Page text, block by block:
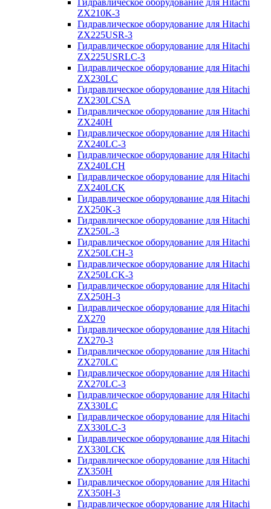
Гидравлическое оборудование для Hitachi
ZX210К-3
Гидравлическое оборудование для Hitachi
ZX225USR-3
Гидравлическое оборудование для Hitachi
ZX225USRLC-3
Гидравлическое оборудование для Hitachi
ZX230LC
Гидравлическое оборудование для Hitachi
ZX230LCSA
Гидравлическое оборудование для Hitachi
ZX240H
Гидравлическое оборудование для Hitachi
ZX240LC-3
Гидравлическое оборудование для Hitachi
ZX240LCH
Гидравлическое оборудование для Hitachi
ZX240LCK
Гидравлическое оборудование для Hitachi
ZX250K-3
Гидравлическое оборудование для Hitachi
ZX250L-3
Гидравлическое оборудование для Hitachi
ZX250LCH-3
Гидравлическое оборудование для Hitachi
ZX250LCK-3
Гидравлическое оборудование для Hitachi
ZX250Н-3
Гидравлическое оборудование для Hitachi
ZX270
Гидравлическое оборудование для Hitachi
ZX270-3
Гидравлическое оборудование для Hitachi
ZX270LC
Гидравлическое оборудование для Hitachi
ZX270LC-3
Гидравлическое оборудование для Hitachi
ZX330LC
Гидравлическое оборудование для Hitachi
ZX330LC-3
Гидравлическое оборудование для Hitachi
ZX330LCK
Гидравлическое оборудование для Hitachi
ZX350H
Гидравлическое оборудование для Hitachi
ZX350H-3
Гидравлическое оборудование для Hitachi